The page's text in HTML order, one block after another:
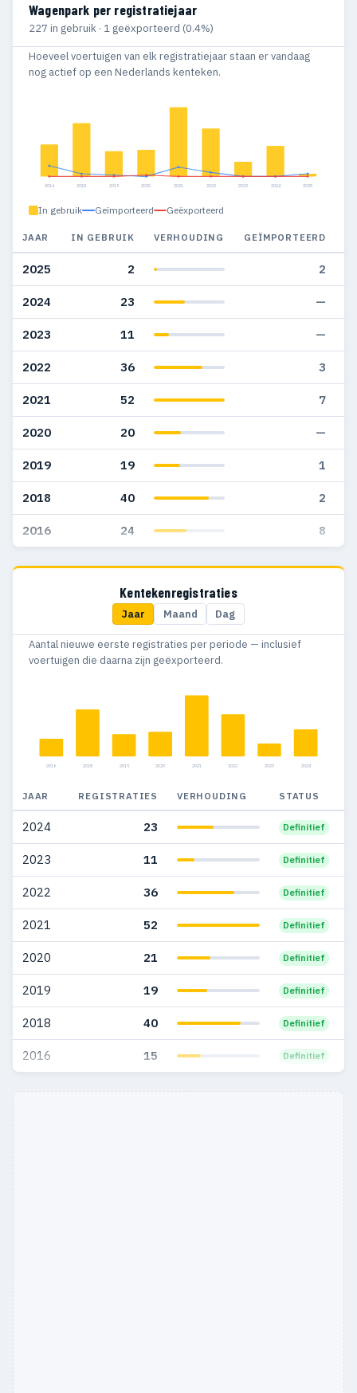
Wagenpark per registratiejaar
227 in gebruik · 1 geëxporteerd (0.4%)
Hoeveel voertuigen van elk registratiejaar staan er vandaag
nog actief op een Nederlands kenteken.
2016 2018 2019 2020 2021 2022 2023 2024 2025
In gebruik Geïmporteerd Geëxporteerd
JAAR IN GEBRUIK VERHOUDING GEÏMPORTEERD
2025 2 2
2024 23 —
2023 11 —
2022 36 3
2021 52 7
2020 20 —
2019 19 1
2018 40 2
2016 24 8
Kentekenregistraties
Jaar Maand Dag
Aantal nieuwe eerste registraties per periode — inclusief
voertuigen die daarna zijn geëxporteerd.
2016 2018 2019 2020 2021 2022 2023 2024
JAAR REGISTRATIES VERHOUDING STATUS
2024 23 Definitief
2023 11 Definitief
2022 36 Definitief
2021 52 Definitief
2020 21 Definitief
2019 19 Definitief
2018 40 Definitief
2016 15 Definitief